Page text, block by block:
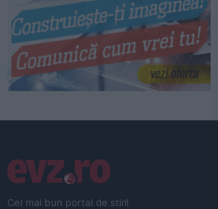
Cel mai bun portal de stiri!
Linkuri utile